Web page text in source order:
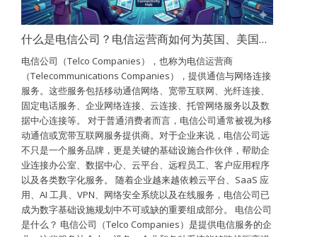
什么是电信公司？电信运营商如何为英国、美国和加拿大提供网络连接支持？
电信公司（Telco Companies），也称为电信运营商
（Telecommunications Companies），提供通信与网络连接
服务。这些服务包括移动通信网络、宽带互联网、光纤连接、
固定电话服务、企业网络连接、云连接、托管网络服务以及数
据中心连接等。 对于普通消费者而言，电信公司通常被视为移
动通信或宽带互联网服务提供商。对于企业来说，电信公司远
不只是一个服务品牌，更是关键的基础设施合作伙伴，帮助企
业连接办公室、数据中心、云平台、远程员工、客户应用程序
以及各类数字化服务。 随着企业越来越依赖云平台、SaaS 应
用、AI 工具、VPN、网络安全系统以及在线服务，电信公司已
成为数字基础设施规划中不可或缺的重要组成部分。 电信公司
是什么？ 电信公司（Telco Companies）是提供电信服务的企